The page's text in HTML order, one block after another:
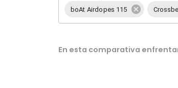
boAt Airdopes 115
En esta comparativa